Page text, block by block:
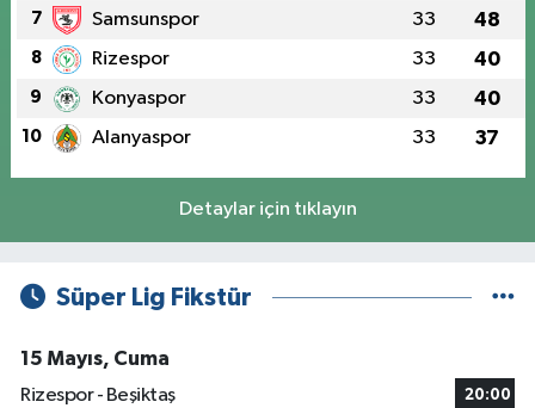
7 Samsunspor 33 48
8 Rizespor 33 40
9 Konyaspor 33 40
10 Alanyaspor 33 37
Detaylar için tıklayın
Süper Lig Fikstür
15 Mayıs, Cuma
Rizespor - Beşiktaş
20:00